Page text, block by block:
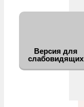
Версия для
слабовидящих